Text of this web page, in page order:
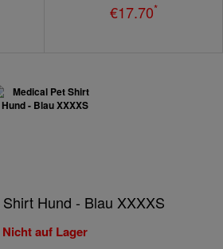
€17.70*
Hund - Blau XXXXS
Nicht auf Lager